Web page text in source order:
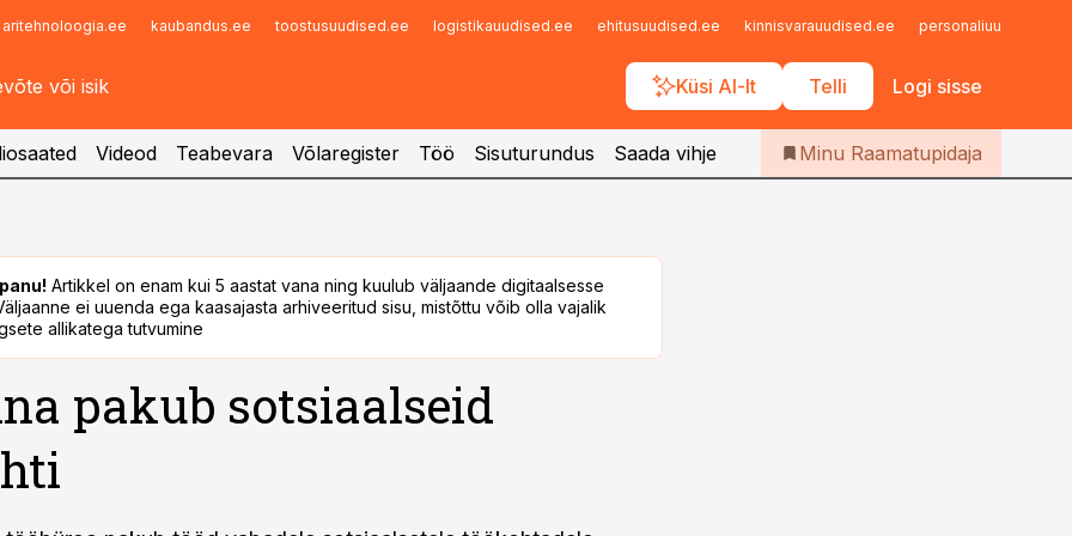
aritehnoloogia.ee kaubandus.ee toostusuudised.ee logistikauudised.ee ehitusuudised.ee kinnisvarauudised.ee personaliuudised.ee
Küsi AI-lt Telli Logi sisse
Infopank
Iseteenindus
Telli Raamatupidaja
Videod Teabevara Võlaregister Töö Sisuturundus Saada vihje Minu Raamatupidaja
Artikkel on enam kui 5 aastat vana ning kuulub väljaande digitaalsesse
ei uuenda ega kaasajasta arhiveeritud sisu, mistõttu võib olla vajalik
allikatega tutvumine
pakub sotsiaalseid